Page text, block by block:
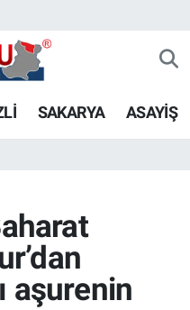
SAKARYA ASAYİŞ
aşurenin